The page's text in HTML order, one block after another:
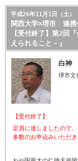
平成26年11月1日（土）
関西大学×堺市 連携
【受付終了】第2回
えられること－』
白神
堺市
【受付終了】
定員に達しましたので
多数のお申込みいただ